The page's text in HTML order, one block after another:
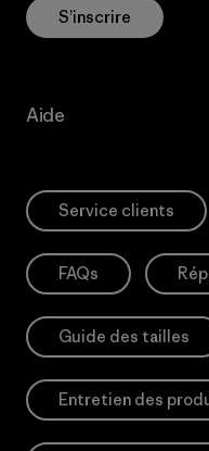
S’inscrire
Aide
Service clients
FAQs
Guide des tailles
Entretien des